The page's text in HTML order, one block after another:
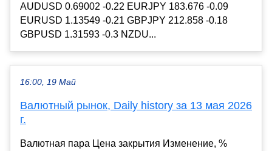
AUDUSD 0.69002 -0.22 EURJPY 183.676 -0.09
EURUSD 1.13549 -0.21 GBPJPY 212.858 -0.18
GBPUSD 1.31593 -0.3 NZDU...
16:00, 19 Май
Валютный рынок, Daily history за 13 мая 2026
г.
Валютная пара Цена закрытия Изменение, %